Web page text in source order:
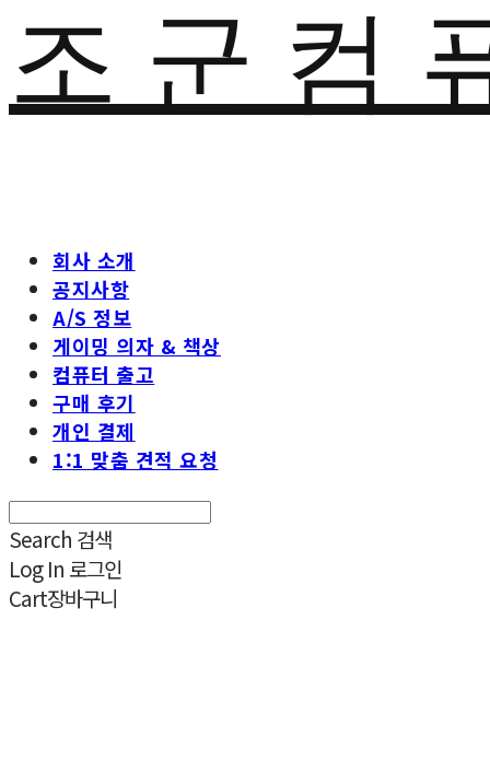
조 군 컴
회사 소개
공지사항
A/S 정보
게이밍 의자 & 책상
컴퓨터 출고
구매 후기
개인 결제
1:1 맞춤 견적 요청
Search 검색
Log In 로그인
Cart장바구니